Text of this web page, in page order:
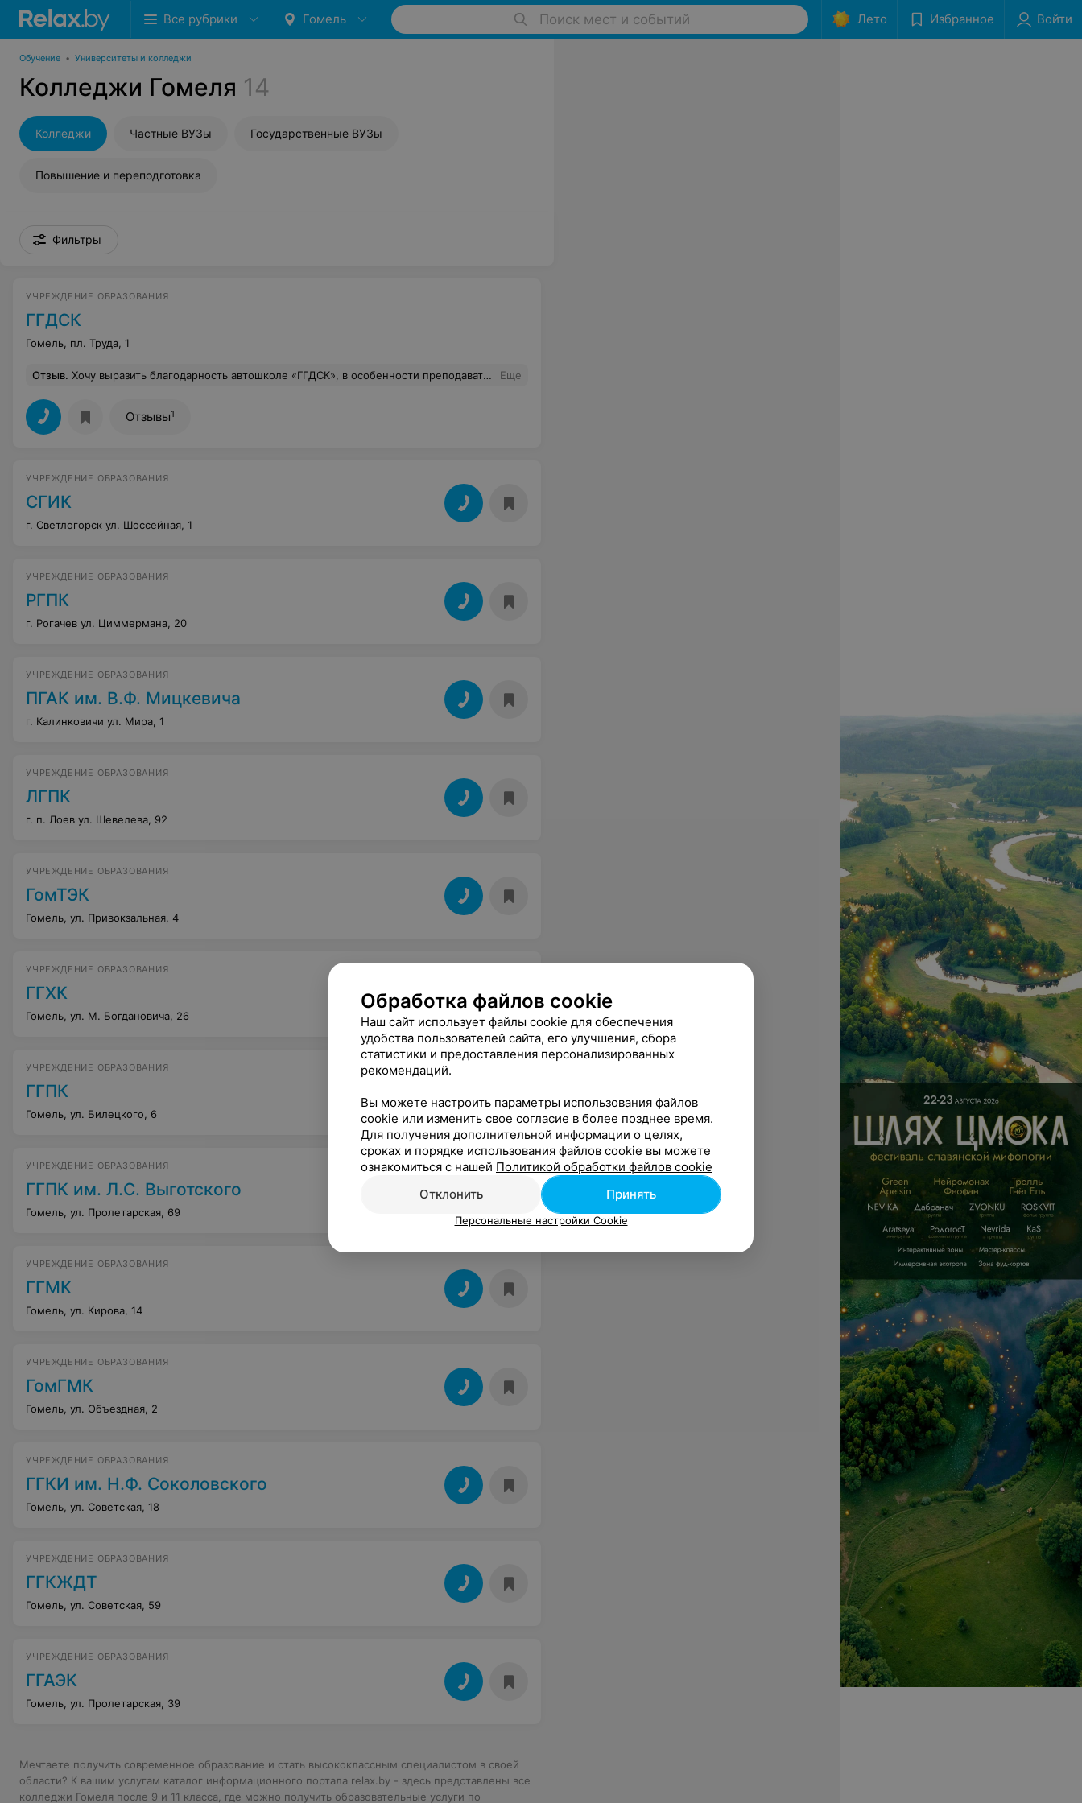
Все рубрики Гомель Поиск мест и событий Лето Избранное Войти
Обучение • Университеты и колледжи
Колледжи Гомеля 14
Колледжи Частные ВУЗы Государственные ВУЗы
Повышение и переподготовка
Фильтры
УЧРЕЖДЕНИЕ ОБРАЗОВАНИЯ
ГГДСК
Гомель, пл. Труда, 1
Отзыв. Хочу выразить благодарность автошколе «ГГДСК», в особенности преподавателю теории Веремейчику К.И.. На занятиях всё объяснялось очень доступно. Да и сами занятия проходили в лёгкой и непринужденной обстановке. Достаточно много было уделено времени контролю знаний студентов различными контрольными и тестами как на компьютерах так и на бумажных носителях. Также хочу выразить благодарность инструктору по вождению Ахременко В.В. на ВАЗ 2107. Все вождения были проведены полностью как по времени, так и по количеству. Инструктор грамотный, терпеливо объясняет все ошибки. Еще
Отзывы1
УЧРЕЖДЕНИЕ ОБРАЗОВАНИЯ
СГИК
г. Светлогорск ул. Шоссейная, 1
УЧРЕЖДЕНИЕ ОБРАЗОВАНИЯ
РГПК
г. Рогачев ул. Циммермана, 20
УЧРЕЖДЕНИЕ ОБРАЗОВАНИЯ
ПГАК им. В.Ф. Мицкевича
г. Калинковичи ул. Мира, 1
УЧРЕЖДЕНИЕ ОБРАЗОВАНИЯ
ЛГПК
г. п. Лоев ул. Шевелева, 92
УЧРЕЖДЕНИЕ ОБРАЗОВАНИЯ
ГомТЭК
Гомель, ул. Привокзальная, 4
УЧРЕЖДЕНИЕ ОБРАЗОВАНИЯ
ГГХК
Гомель, ул. М. Богдановича, 26
УЧРЕЖДЕНИЕ ОБРАЗОВАНИЯ
ГГПК
Гомель, ул. Билецкого, 6
УЧРЕЖДЕНИЕ ОБРАЗОВАНИЯ
ГГПК им. Л.С. Выготского
Гомель, ул. Пролетарская, 69
УЧРЕЖДЕНИЕ ОБРАЗОВАНИЯ
ГГМК
Гомель, ул. Кирова, 14
УЧРЕЖДЕНИЕ ОБРАЗОВАНИЯ
ГомГМК
Гомель, ул. Объездная, 2
УЧРЕЖДЕНИЕ ОБРАЗОВАНИЯ
ГГКИ им. Н.Ф. Соколовского
Гомель, ул. Советская, 18
УЧРЕЖДЕНИЕ ОБРАЗОВАНИЯ
ГГКЖДТ
Гомель, ул. Советская, 59
УЧРЕЖДЕНИЕ ОБРАЗОВАНИЯ
ГГАЭК
Гомель, ул. Пролетарская, 39
Мечтаете получить современное образование и стать высококлассным специалистом в своей
области? К вашим услугам каталог информационного портала relax.by - здесь представлены все
колледжи Гомеля после 9 и 11 класса, где можно получить образовательные услуги по
Обработка файлов cookie
Наш сайт использует файлы cookie для обеспечения
удобства пользователей сайта, его улучшения, сбора
статистики и предоставления персонализированных
рекомендаций.
Вы можете настроить параметры использования файлов
cookie или изменить свое согласие в более позднее время.
Для получения дополнительной информации о целях,
сроках и порядке использования файлов cookie вы можете
ознакомиться с нашей Политикой обработки файлов cookie
Отклонить
Принять
Персональные настройки Cookie